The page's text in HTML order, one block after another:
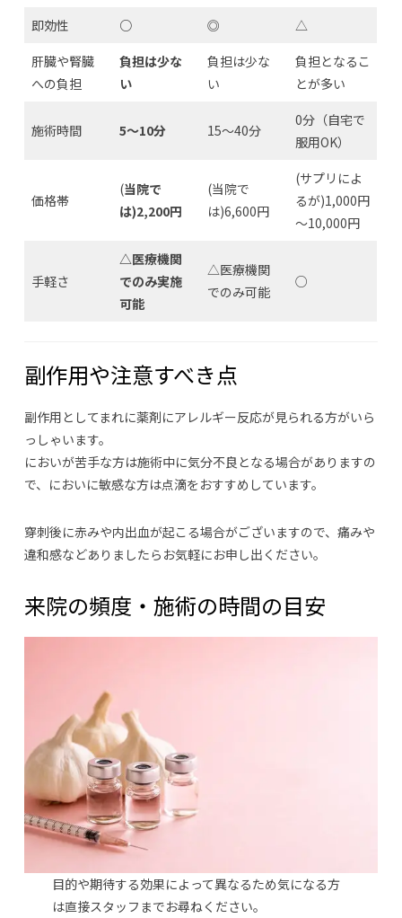
即効性 ○ ◎
△
肝臓や腎臓
への負担
負担は少な
い
負担は少な
い
負担となるこ
とが多い
施術時間 5～10分 15～40分
0分（自宅で
服用OK）
価格帯
(当院で
は)2,200円
(当院で
は)6,600円
(サプリによ
るが)1,000円
～10,000円
手軽さ
△医療機関
でのみ実施
可能
△医療機関
でのみ可能
○
副作用や注意すべき点
副作用としてまれに薬剤にアレルギー反応が見られる方がいら
っしゃいます。
においが苦手な方は施術中に気分不良となる場合がありますの
で、においに敏感な方は点滴をおすすめしています。
穿刺後に赤みや内出血が起こる場合がございますので、痛みや
違和感などありましたらお気軽にお申し出ください。
来院の頻度・施術の時間の目安
目的や期待する効果によって異なるため気になる方
は直接スタッフまでお尋ねください。